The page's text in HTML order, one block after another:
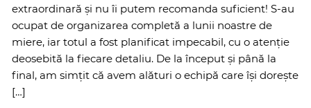
extraordinară și nu îi putem recomanda suficient! S-au
ocupat de organizarea completă a lunii noastre de
miere, iar totul a fost planificat impecabil, cu o atenție
deosebită la fiecare detaliu. De la început și până la
final, am simțit că avem alături o echipă care își dorește
[…]